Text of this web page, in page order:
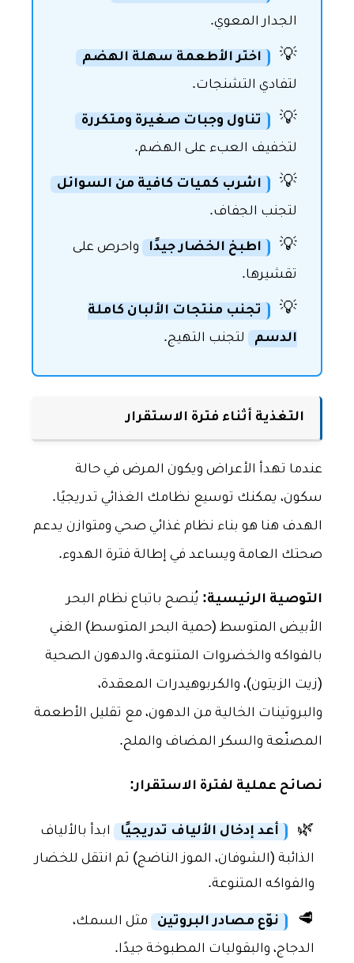
الجدار المعوي.
💡
اختر الأطعمة سهلة الهضم
لتفادي التشنجات.
💡
تناول وجبات صغيرة ومتكررة
لتخفيف العبء على الهضم.
💡
اشرب كميات كافية من السوائل
لتجنب الجفاف.
💡 اطبخ الخضار جيدًا
واحرص على
تقشيرها.
💡
تجنب منتجات الألبان كاملة
الدسم
لتجنب التهيج.
التغذية أثناء فترة الاستقرار
عندما تهدأ الأعراض ويكون المرض في حالة
سكون، يمكنك توسيع نظامك الغذائي تدريجيًا.
الهدف هنا هو بناء نظام غذائي صحي ومتوازن يدعم
صحتك العامة ويساعد في إطالة فترة الهدوء.
التوصية الرئيسية: يُنصح باتباع نظام البحر
الأبيض المتوسط (حمية البحر المتوسط) الغني
بالفواكه والخضروات المتنوعة، والدهون الصحية
(زيت الزيتون)، والكربوهيدرات المعقدة،
والبروتينات الخالية من الدهون، مع تقليل الأطعمة
المصنّعة والسكر المضاف والملح.
نصائح عملية لفترة الاستقرار:
🌿 أعد إدخال الألياف تدريجيًا
ابدأ بالألياف
الذائبة (الشوفان، الموز الناضج) ثم انتقل للخضار
والفواكه المتنوعة.
🥩 نوّع مصادر البروتين
مثل السمك،
الدجاج، والبقوليات المطبوخة جيدًا.